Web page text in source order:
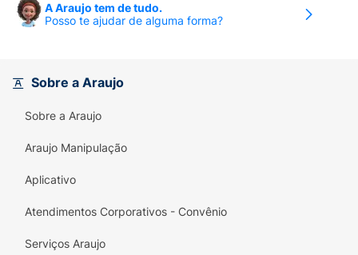
integridade da pele contra os processos
oxidativos.
massageando-os suavemente. Enxágue bem.
A Araujo tem de tudo.
Posso te ajudar de alguma forma?
Sobre a Araujo
Sobre a Araujo
Araujo Manipulação
Aplicativo
Atendimentos Corporativos - Convênio
Serviços Araujo